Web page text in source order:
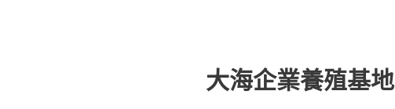
大海企業養殖基地